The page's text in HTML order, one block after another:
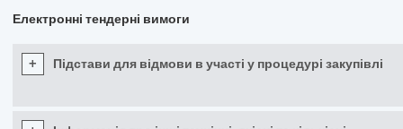
Електронні тендерні вимоги
+ Підстави для відмови в участі у процедурі закупівлі